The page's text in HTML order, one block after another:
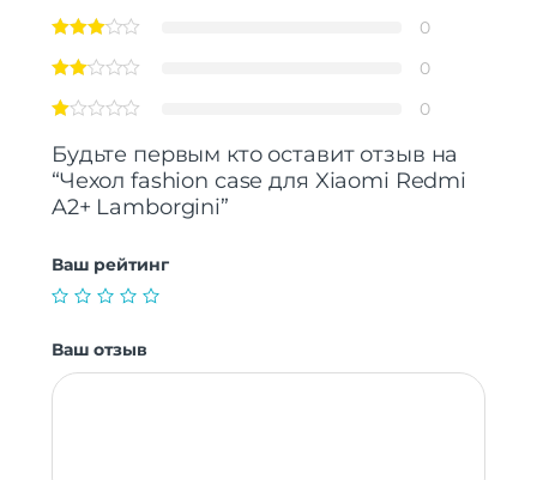
0
0
0
Будьте первым кто оставит отзыв на
“Чехол fashion case для Xiaomi Redmi
A2+ Lamborgini”
Ваш рейтинг
Ваш отзыв